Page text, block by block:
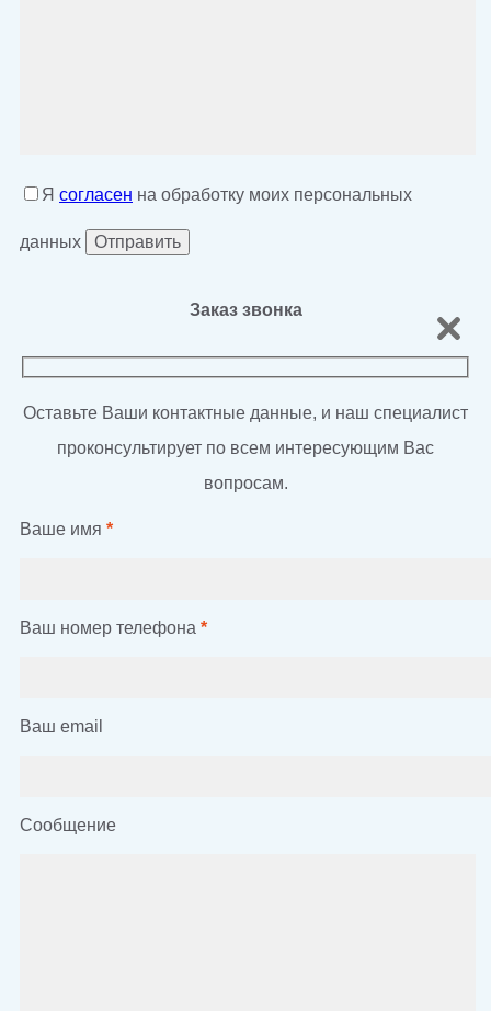
Я согласен на обработку моих персональных
данных
Заказ звонка
Оставьте Ваши контактные данные, и наш специалист
проконсультирует по всем интересующим Вас
вопросам.
Ваше имя *
Ваш номер телефона *
Ваш email
Сообщение